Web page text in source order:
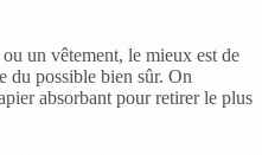
un vêtement, le mieux est de
du possible bien sûr. On
absorbant pour retirer le plus